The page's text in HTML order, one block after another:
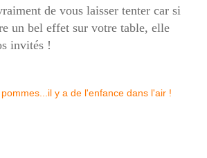
de vous laisser tenter car si
un bel effet sur votre table, elle
invités !